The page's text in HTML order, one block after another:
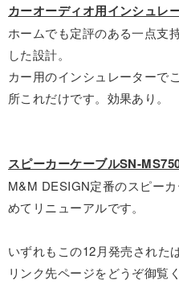
カーオーディオ用インシュレ
ホームでも定評のある一点支
した設計。
カー用のインシュレーターで
所これだけです。効果あり。
スピーカーケーブルSN-
M&M DESIGN定番のスピー
めてリニューアルです。
いずれもこの12月発売された
リンク先ページをどうぞ御覧